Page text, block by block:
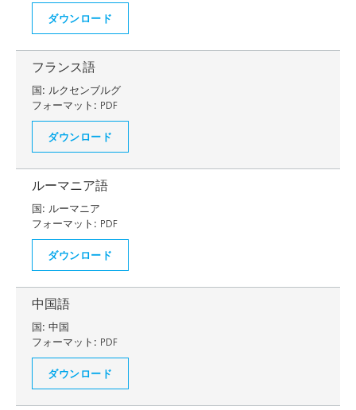
ダウンロード
フランス語
国: ルクセンブルグ
フォーマット: PDF
ダウンロード
ルーマニア語
国: ルーマニア
フォーマット: PDF
ダウンロード
中国語
国: 中国
フォーマット: PDF
ダウンロード